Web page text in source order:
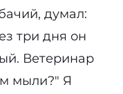
думал:
три дня он
Ветеринар
мыли?" Я